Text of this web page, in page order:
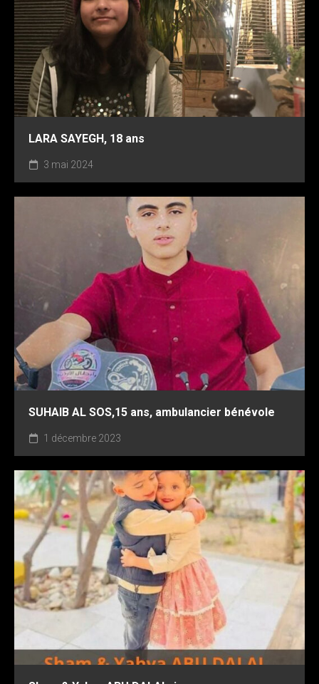
LARA SAYEGH, 18 ans
3 mai 2024
SUHAIB AL SOS,15 ans, ambulancier bénévole
1 décembre 2023